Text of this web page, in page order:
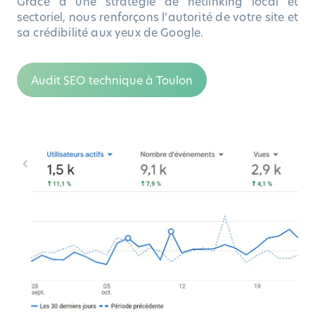
sectoriel, nous renforçons l’autorité de votre site et
sa crédibilité aux yeux de Google.
Audit SEO technique à Toulon